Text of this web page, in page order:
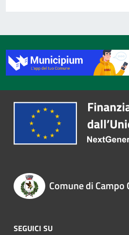
Comune di Campo
SEGUICI SU